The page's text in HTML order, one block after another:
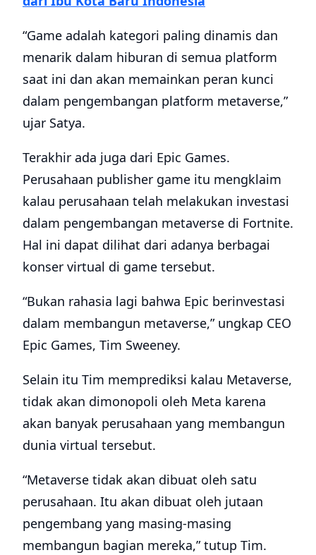
“Game adalah kategori paling dinamis dan
menarik dalam hiburan di semua platform
saat ini dan akan memainkan peran kunci
dalam pengembangan platform metaverse,”
ujar Satya.
Terakhir ada juga dari Epic Games.
Perusahaan publisher game itu mengklaim
kalau perusahaan telah melakukan investasi
dalam pengembangan metaverse di Fortnite.
Hal ini dapat dilihat dari adanya berbagai
konser virtual di game tersebut.
“Bukan rahasia lagi bahwa Epic berinvestasi
dalam membangun metaverse,” ungkap CEO
Epic Games, Tim Sweeney.
Selain itu Tim memprediksi kalau Metaverse,
tidak akan dimonopoli oleh Meta karena
akan banyak perusahaan yang membangun
dunia virtual tersebut.
“Metaverse tidak akan dibuat oleh satu
perusahaan. Itu akan dibuat oleh jutaan
pengembang yang masing-masing
membangun bagian mereka,” tutup Tim.